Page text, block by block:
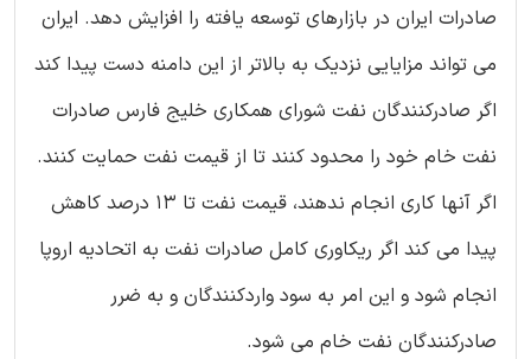
صادرات ایران در بازارهای توسعه یافته را افزایش دهد. ایران
می تواند مزایایی نزدیک به بالاتر از این دامنه دست پیدا کند
اگر صادرکنندگان نفت شورای همکاری خلیج فارس صادرات
نفت خام خود را محدود کنند تا از قیمت نفت حمایت کنند.
اگر آنها کاری انجام ندهند، قیمت نفت تا 13 درصد کاهش
پیدا می کند اگر ریکاوری کامل صادرات نفت به اتحادیه اروپا
انجام شود و این امر به سود واردکنندگان و به ضرر
صادرکنندگان نفت خام می شود.